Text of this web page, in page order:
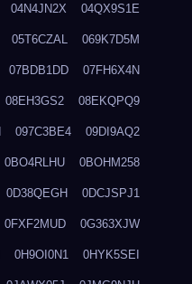
04N4JN2X 04QX9S1E
05T6CZAL 069K7D5M
07BDB1DD 07FH6X4N
08EH3GS2 08EKQPQ9
097C3BE4 09DI9AQ2
0BO4RLHU 0BOHM258
0D38QEGH 0DCJSPJ1
0FXF2MUD 0G363XJW
0H9OI0N1 0HYK5SEI